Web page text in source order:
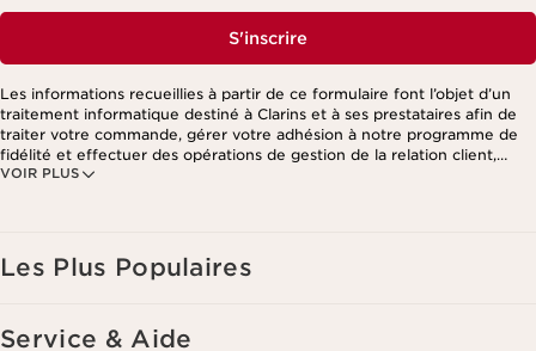
S'inscrire
VOIR PLUS
Les informations recueillies à partir de ce formulaire font l’objet d’un
traitement informatique destiné à Clarins et à ses prestataires afin de
traiter votre commande, gérer votre adhésion à notre programme de
fidélité et effectuer des opérations de gestion de la relation client,
notamment pour vous adresser des offres personnalisées en fonction
Les Plus Populaires
Service & Aide